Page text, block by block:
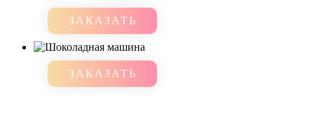
ЗАКАЗАТЬ
ЗАКАЗАТЬ